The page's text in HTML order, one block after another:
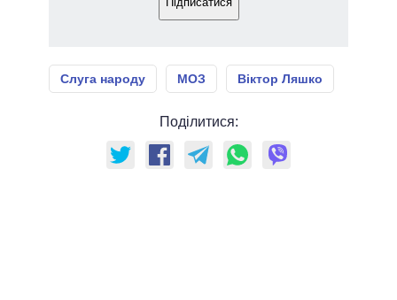
Слуга народу МОЗ Віктор Ляшко
Поділитися: